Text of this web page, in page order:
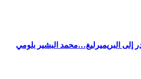
إلى البريميرليغ…محمد البشير بلومي